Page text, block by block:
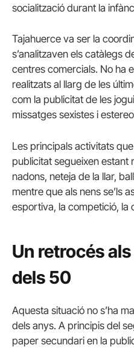
socialització durant la
Tajahuerce va ser la
s’analitzaven els catàlegs
centres comercials. No ha
realitzats al llarg de les
com la publicitat de les
missatges sexistes i
Les principals activitats
publicitat segueixen estant
nadons, neteja de la llar,
mentre que als nens se’ls
esportiva, la competició, la
Un retrocés
dels 50
Aquesta situació no s’ha
dels anys. A principis del
paper secundari en la